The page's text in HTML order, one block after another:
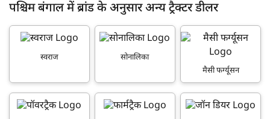
पश्चिम बंगाल में ब्रांड के अनुसार अन्य ट्रैक्टर डीलर
स्वराज
सोनालिका
मैसी फर्ग्यूसन